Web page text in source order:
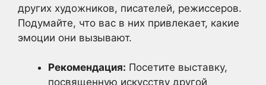
других художников, писателей, режиссеров.
Подумайте, что вас в них привлекает, какие
эмоции они вызывают.
Рекомендация: Посетите выставку,
посвященную искусству другой